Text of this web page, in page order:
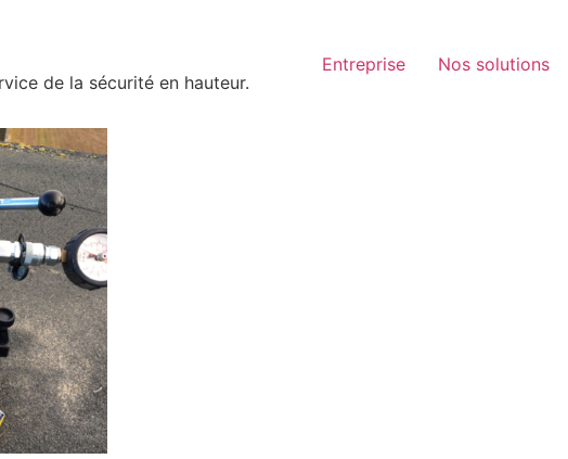
de la sécurité en hauteur.
Entreprise Nos solutions